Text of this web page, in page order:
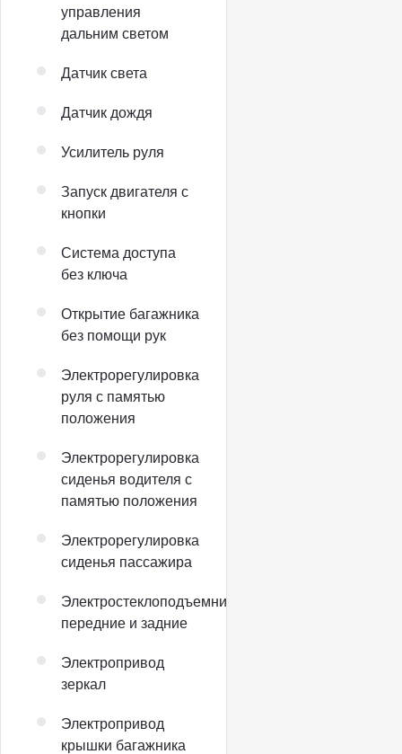
управления
дальним светом
Датчик света
Датчик дождя
Усилитель руля
Запуск двигателя с
кнопки
Система доступа
без ключа
Открытие багажника
без помощи рук
Электрорегулировка
руля с памятью
положения
Электрорегулировка
сиденья водителя с
памятью положения
Электрорегулировка
сиденья пассажира
Электростеклоподъемники
передние и задние
Электропривод
зеркал
Электропривод
крышки багажника